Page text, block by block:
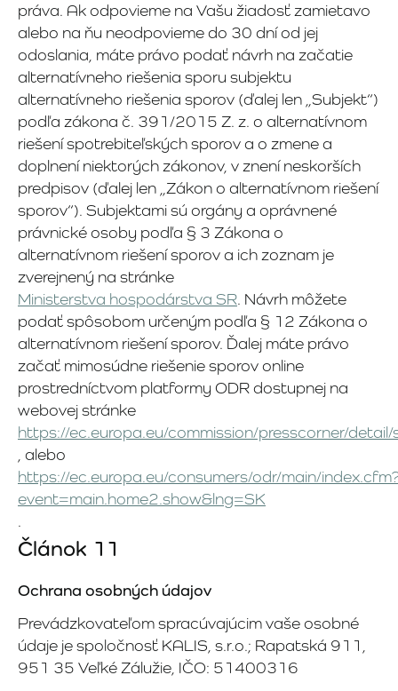
práva. Ak odpovieme na Vašu žiadosť zamietavo
alebo na ňu neodpovieme do 30 dní od jej
odoslania, máte právo podať návrh na začatie
alternatívneho riešenia sporu subjektu
alternatívneho riešenia sporov (ďalej len „Subjekt“)
podľa zákona č. 391/2015 Z. z. o alternatívnom
riešení spotrebiteľských sporov a o zmene a
doplnení niektorých zákonov, v znení neskorších
predpisov (ďalej len „Zákon o alternatívnom riešení
sporov“). Subjektami sú orgány a oprávnené
právnické osoby podľa § 3 Zákona o
alternatívnom riešení sporov a ich zoznam je
zverejnený na stránke
Ministerstva hospodárstva SR. Návrh môžete
podať spôsobom určeným podľa § 12 Zákona o
alternatívnom riešení sporov. Ďalej máte právo
začať mimosúdne riešenie sporov online
prostredníctvom platformy ODR dostupnej na
webovej stránke
https://ec.europa.eu/commission/presscorner/
, alebo
https://ec.europa.eu/consumers/odr/main/
event=main.home2.show&lng=SK
.
Článok 11
Ochrana osobných údajov
Prevádzkovateľom spracúvajúcim vaše osobné
údaje je spoločnosť KALIS, s.r.o.; Rapatská 911,
951 35 Veľké Zálužie, IČO: 51400316